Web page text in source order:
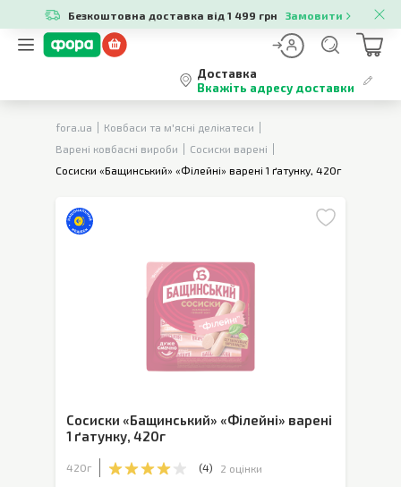
Безкоштовна доставка від 1 499 грн Замовити
Доставка
Вкажіть адресу доставки
fora.ua
Ковбаси та м'ясні делікатеси
Варені ковбасні вироби
Сосиски варені
Сосиски «Бащинський» «Філейні» варені 1 ґатунку, 420г
Сосиски «Бащинський» «Філейні» варені
1 ґатунку, 420г
420г (4) 2 оцінки